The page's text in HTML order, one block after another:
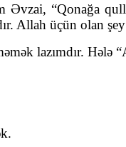
Əvzai, “Qonağa
Allah üçün olan
lazımdır. Hələ